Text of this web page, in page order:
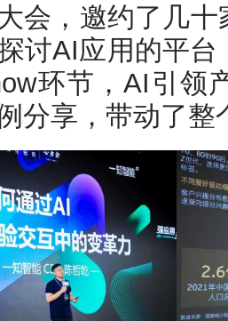
会，邀约了几
讨AI应用的平
环节，AI引领
分享，带动了